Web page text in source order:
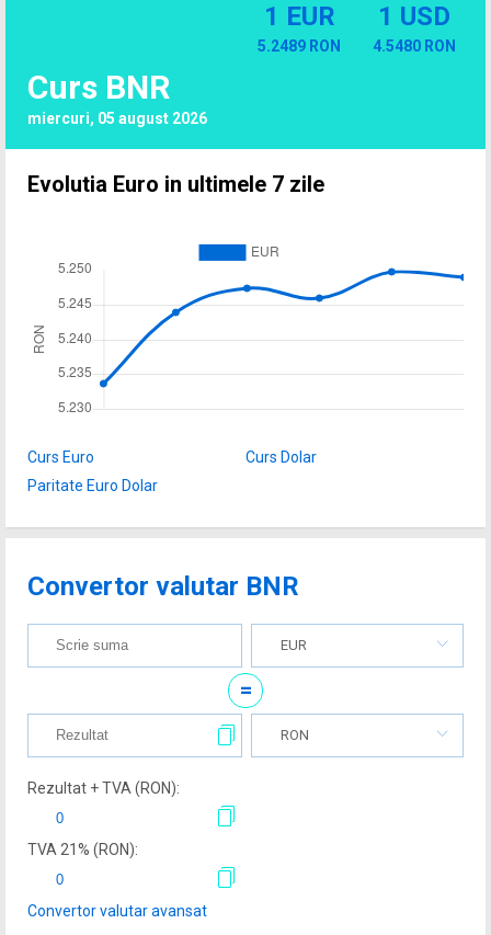
Curs BNR
miercuri, 05 august 2026
1 EUR
5.2489 RON
1 USD
4.5480 RON
Evolutia Euro in ultimele 7 zile
Curs Euro
Curs Dolar
Paritate Euro Dolar
Convertor valutar BNR
EUR
=
RON
Rezultat + TVA (RON):
TVA 21% (RON):
Convertor valutar avansat